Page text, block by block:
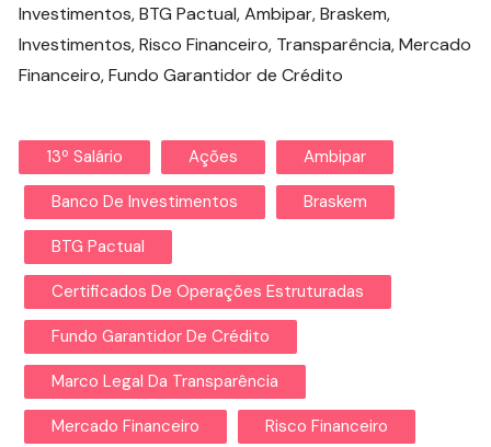
Investimentos, BTG Pactual, Ambipar, Braskem,
Investimentos, Risco Financeiro, Transparência, Mercado
Financeiro, Fundo Garantidor de Crédito
13º Salário Ações Ambipar
Banco De Investimentos Braskem
BTG Pactual
Certificados De Operações Estruturadas
Fundo Garantidor De Crédito
Marco Legal Da Transparência
Mercado Financeiro Risco Financeiro